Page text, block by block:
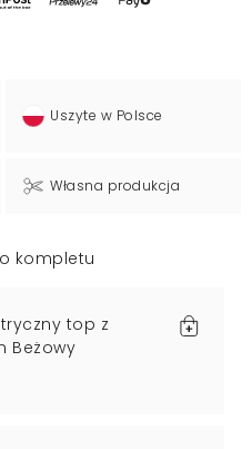
Uszyte w Polsce
Własna produkcja
kompletu
top z
Beżowy